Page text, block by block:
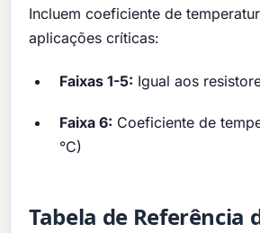
Incluem coeficiente de
aplicações críticas:
Faixas 1-5: Igual aos
Faixa 6: Coeficiente de
°C)
Tabela de Referência